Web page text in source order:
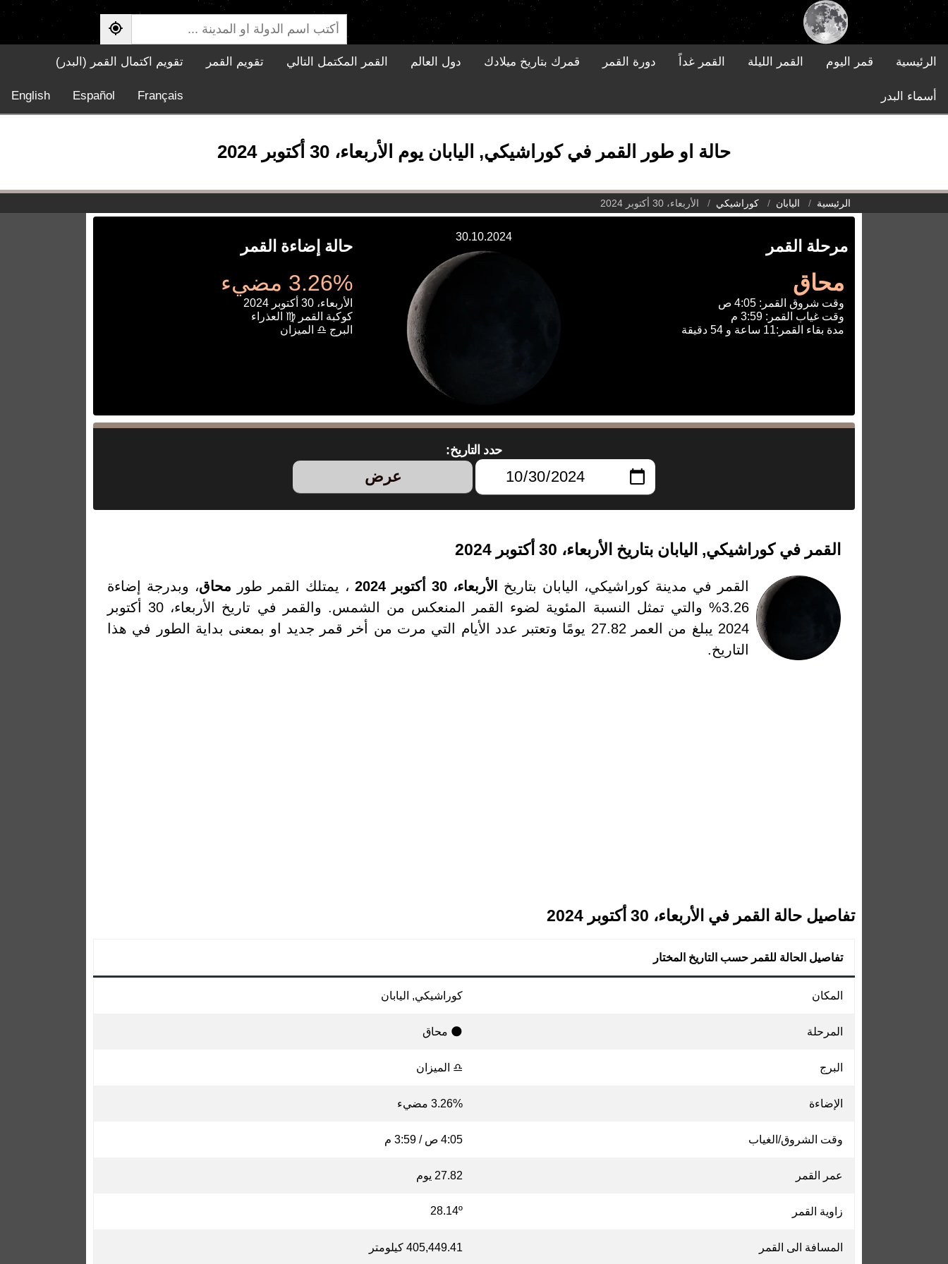
الرئيسية قمر اليوم القمر الليلة القمر غداً دورة القمر قمرك بتاريخ ميلادك دول العالم القمر المكتمل التالي تقويم القمر تقويم اكتمال القمر (البدر)
أسماء البدر English Español Français
حالة او طور القمر في كوراشيكي, اليابان يوم الأربعاء، 30 أكتوبر 2024
الرئيسية اليابان كوراشيكي الأربعاء، 30 أكتوبر 2024
مرحلة القمر
محاق
وقت شروق القمر: 4:05 ص
وقت غياب القمر: 3:59 م
مدة بقاء القمر:11 ساعة و 54 دقيقة
30.10.2024
حالة إضاءة القمر
3.26% مضيء
الأربعاء، 30 أكتوبر 2024
كوكبة القمر ♍ العذراء
البرج ♎ الميزان
حدد التاريخ:
عرض
القمر في كوراشيكي, اليابان بتاريخ الأربعاء، 30 أكتوبر 2024
القمر في مدينة كوراشيكي، اليابان بتاريخ الأربعاء، 30 أكتوبر 2024 ، يمتلك القمر طور محاق، وبدرجة إضاءة
3.26% والتي تمثل النسبة المئوية لضوء القمر المنعكس من الشمس. والقمر في تاريخ الأربعاء، 30 أكتوبر
2024 يبلغ من العمر 27.82 يومًا وتعتبر عدد الأيام التي مرت من أخر قمر جديد او بمعنى بداية الطور في هذا
التاريخ.
تفاصيل حالة القمر في الأربعاء، 30 أكتوبر 2024
تفاصيل الحالة للقمر حسب التاريخ المختار
المكان كوراشيكي, اليابان
المرحلة 🌑 محاق
البرج ♎ الميزان
الإضاءة 3.26% مضيء
وقت الشروق/الغياب 4:05 ص / 3:59 م
عمر القمر 27.82 يوم
زاوية القمر 28.14º
المسافة الى القمر 405,449.41 كيلومتر